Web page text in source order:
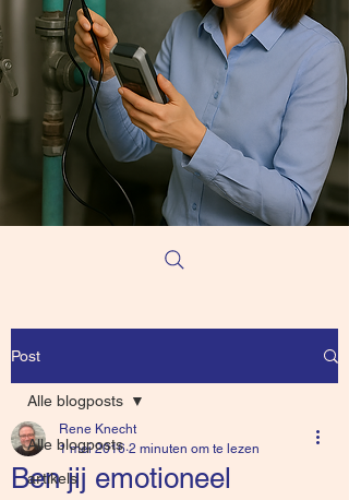
Post
Alle blogposts
artikels
Alle blogposts
Ben jij emotioneel
Rene Knecht
1 mei 2016 2 minuten om te lezen